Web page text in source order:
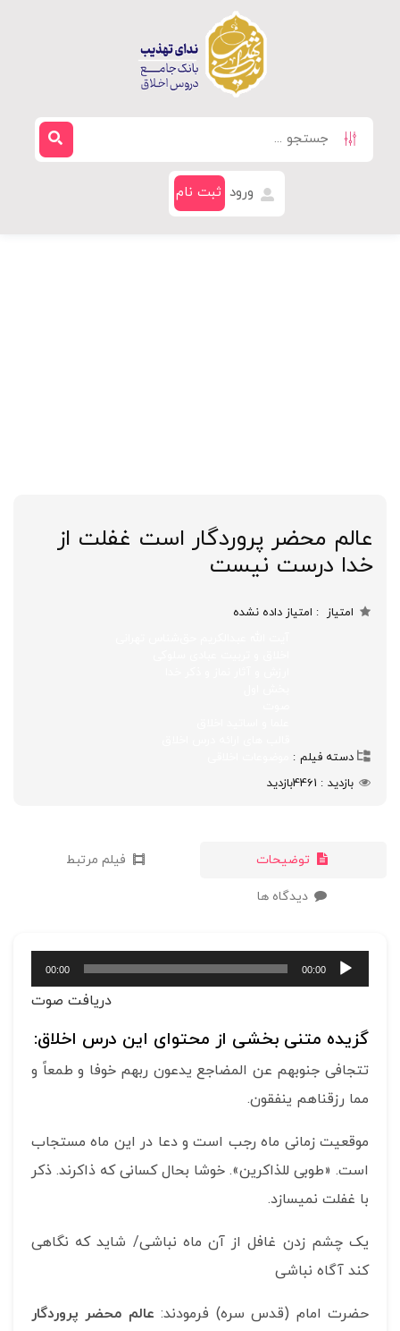
ورود ثبت نام
عالم محضر پروردگار است غفلت از
خدا درست نیست
امتیاز امتیاز داده نشده
دسته فیلم
بازدید
4461بازدید
توضیحات فیلم مرتبط
دیدگاه ها
پخش‌کننده
صوت
00:00
00:00
دریافت صوت
گزیده متنی بخشی از محتوای این درس اخلاق:
تتجافی جنوبهم عن المضاجع یدعون ربهم خوفا و طمعاً و
مما رزقناهم ینفقون.
موقعیت زمانی ماه رجب است و دعا در این ماه مستجاب
است. «طوبی للذاکرین». خوشا بحال کسانی که ذاکرند. ذکر
با غفلت نمی­سازد.
یک چشم زدن غافل از آن ماه نباشی/ شاید که نگاهی
کند آگاه نباشی
حضرت امام (قدس سره) فرمودند: عالم محضر پروردگار